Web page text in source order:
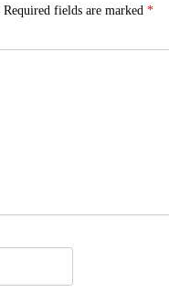
Required fields are marked *